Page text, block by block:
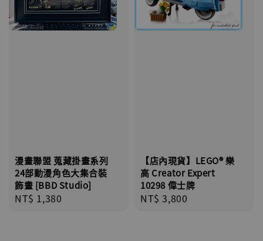
漫畫聯盟 蒐藏掛畫系列
24部動漫角色大集合裝
飾畫 [BBD Studio]
Regular
NT$ 1,380
【店內現貨】LEGO® 樂
高 Creator Expert
10298 偉士牌
Regular
NT$ 3,800